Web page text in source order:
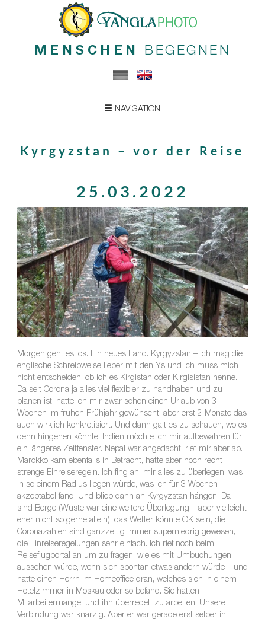
MENSCHEN BEGEGNEN
NAVIGATION
Kyrgyzstan – vor der Reise
25.03.2022
Morgen geht es los. Ein neues Land. Kyrgyzstan – ich mag die
englische Schreibweise lieber mit den Ys und ich muss mich
nicht entscheiden, ob ich es Kirgistan oder Kirgisistan nenne.
Da seit Corona ja alles viel flexibler zu handhaben und zu
planen ist, hatte ich mir zwar schon einen Urlaub von 3
Wochen im frühen Frühjahr gewünscht, aber erst 2 Monate das
auch wirklich konkretisiert. Und dann galt es zu schauen, wo es
denn hingehen könnte. Indien möchte ich mir aufbewahren für
ein längeres Zeitfenster. Nepal war angedacht, riet mir aber ab.
Marokko kam ebenfalls in Betracht, hatte aber noch recht
strenge Einreiseregeln. Ich fing an, mir alles zu überlegen, was
in so einem Radius liegen würde, was ich für 3 Wochen
akzeptabel fand. Und blieb dann an Kyrgyzstan hängen. Da
sind Berge (Wüste war eine weitere Überlegung – aber vielleicht
eher nicht so gerne allein), das Wetter könnte OK sein, die
Coronazahlen sind ganzzeitig immer superniedrig gewesen,
die Einreiseregelungen sehr einfach. Ich rief noch beim
Reiseflugportal an um zu fragen, wie es mit Umbuchungen
aussehen würde, wenn sich spontan etwas ändern würde – und
hatte einen Herrn im Homeoffice dran, welches sich in einem
Hotelzimmer in Moskau oder so befand. Sie hatten
Mitarbeitermangel und ihn überredet, zu arbeiten. Unsere
Verbindung war knarzig. Aber er war gerade erst selber in